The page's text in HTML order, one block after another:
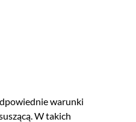
warunki
W takich